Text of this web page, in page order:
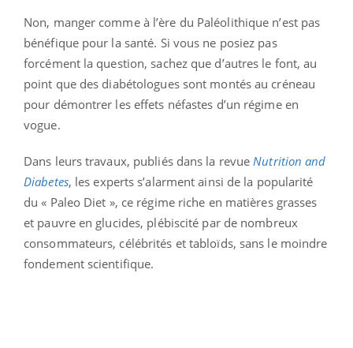
Non, manger comme à l’ère du Paléolithique n’est pas
bénéfique pour la santé. Si vous ne posiez pas
forcément la question, sachez que d’autres le font, au
point que des diabétologues sont montés au créneau
pour démontrer les effets néfastes d’un régime en
vogue.
Dans leurs travaux, publiés dans la revue Nutrition and
Diabetes, les experts s’alarment ainsi de la popularité
du « Paleo Diet », ce régime riche en matières grasses
et pauvre en glucides, plébiscité par de nombreux
consommateurs, célébrités et tabloïds, sans le moindre
fondement scientifique.